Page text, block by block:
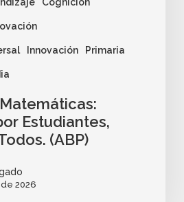
Innovación Primaria
Estudiantes,
(ABP)
2026